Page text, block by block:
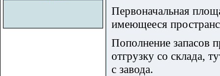
Первоначальная
имеющееся
Пополнение запасов
отгрузку со склада,
с завода.